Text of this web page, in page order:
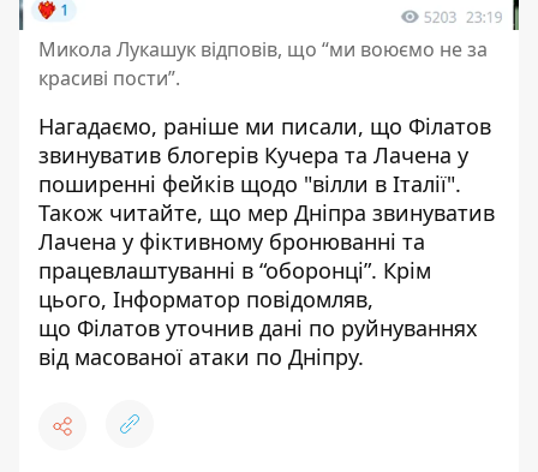
Микола Лукашук відповів, що “ми воюємо не за
красиві пости”.
Нагадаємо, раніше ми писали, що Філатов
звинуватив блогерів Кучера та Лачена у
поширенні фейків щодо "вілли в Італії".
Також читайте, що мер Дніпра звинуватив
Лачена у фіктивному бронюванні та
працевлаштуванні в “оборонці”. Крім
цього, Інформатор повідомляв,
що Філатов уточнив дані по руйнуваннях
від масованої атаки по Дніпру.